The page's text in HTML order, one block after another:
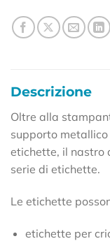
Descrizione
Oltre alla
supporto
etichette, il nastro
serie di etichette.
Le etichette
etichette per